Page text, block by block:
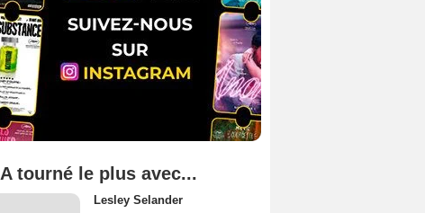
A tourné le plus avec...
Lesley Selander